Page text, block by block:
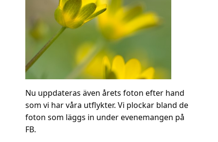
Nu uppdateras även årets foton efter hand
som vi har våra utflykter. Vi plockar bland de
foton som läggs in under evenemangen på
FB.